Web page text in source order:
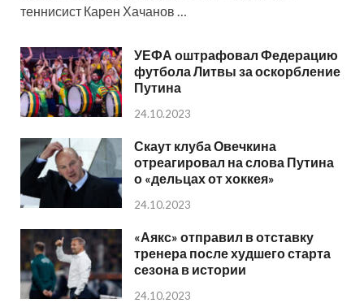
теннисист Карен Хачанов …
УЕФА оштрафовал Федерацию
футбола Литвы за оскорбление
Путина
24.10.2023
Скаут клуба Овечкина
отреагировал на слова Путина
о «дельцах от хоккея»
24.10.2023
«Аякс» отправил в отставку
тренера после худшего старта
сезона в истории
24.10.2023